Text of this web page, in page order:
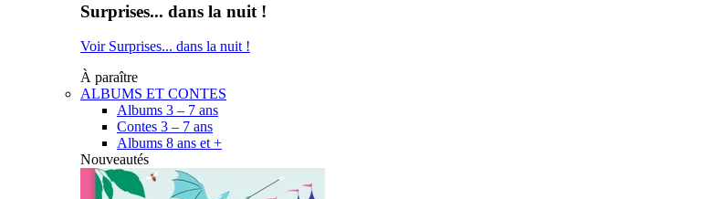
Surprises... dans la nuit !
Voir Surprises... dans la nuit !
À paraître
ALBUMS ET CONTES
Albums 3 – 7 ans
Contes 3 – 7 ans
Albums 8 ans et +
Nouveautés